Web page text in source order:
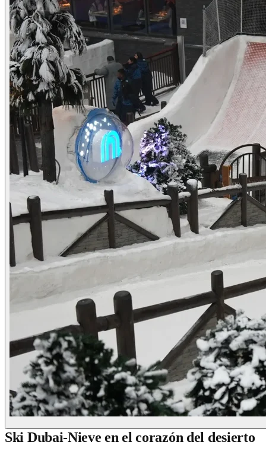
Ski Dubai-Nieve en el corazón del desierto